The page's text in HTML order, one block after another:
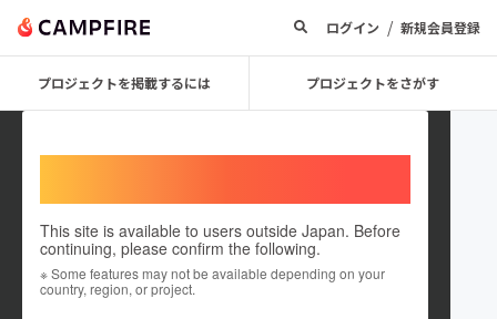
ログイン / 新規会員登録
プロジェクトを掲載するには プロジェクトをさがす
This site is available to users outside Japan. Before
continuing, please confirm the following.
※ Some features may not be available depending on your
country, region, or project.
K Hosoda